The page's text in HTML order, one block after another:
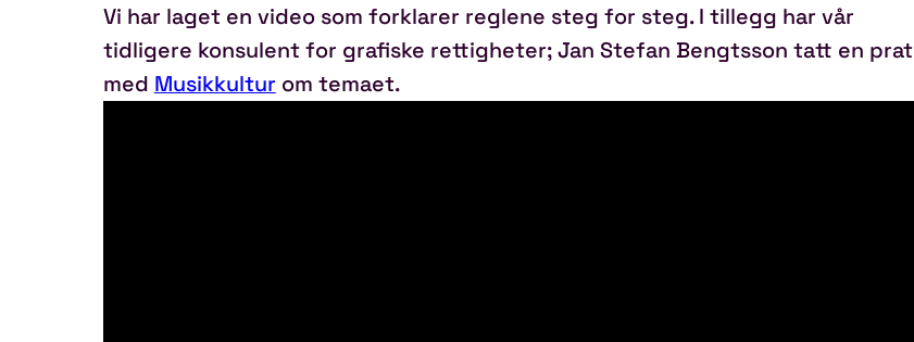
Vi har laget en video som forklarer reglene steg for steg. I tillegg har vår
tidligere konsulent for grafiske rettigheter; Jan Stefan Bengtsson tatt en prat
med Musikkultur om temaet.